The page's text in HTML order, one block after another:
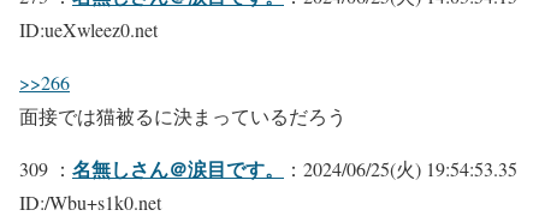
ID:ueXwleez0.net
>>266
面接では猫被るに決まっているだろう
309 ： 名無しさん＠涙目です。
：2024/06/25(火) 19:54:53.35
ID:/Wbu+s1k0.net